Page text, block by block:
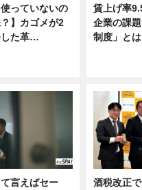
使っていないの
】カゴメが2
した革…
賃上げ率
企業の課
制度」とは
言えばセー
酒税改正